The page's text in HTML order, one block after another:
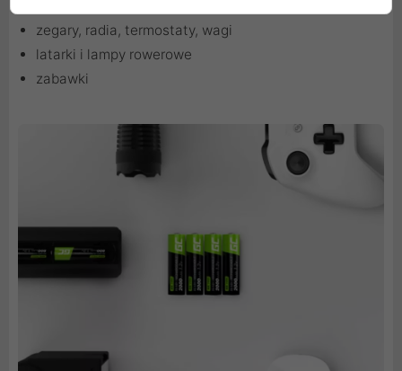
zegary, radia, termostaty, wagi
latarki i lampy rowerowe
zabawki